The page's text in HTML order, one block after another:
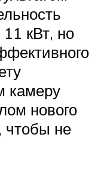
11 кВт, но
камеру
нового
чтобы не